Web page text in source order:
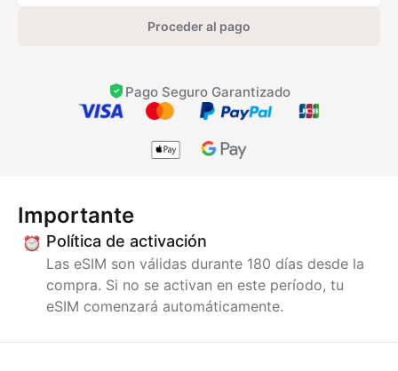
Proceder al pago
Pago Seguro Garantizado
Importante
Política de activación
Las eSIM son válidas durante 180 días desde la
compra. Si no se activan en este período, tu
eSIM comenzará automáticamente.